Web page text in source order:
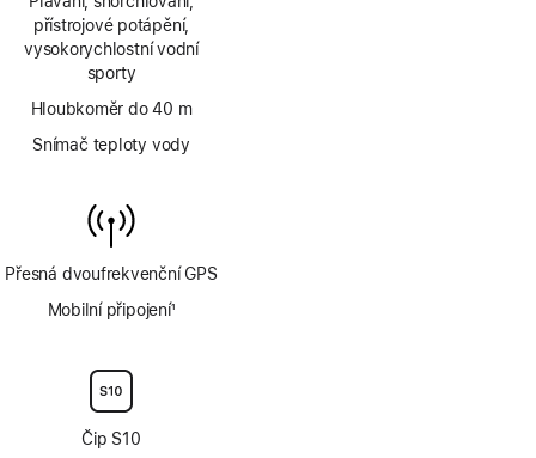
přístrojové potápění,
vysokorychlostní vodní
sporty
Hloubkoměr do 40 m
Snímač teploty vody
Přesná dvoufrekvenční GPS
Mobilní připojení1
Čip S10